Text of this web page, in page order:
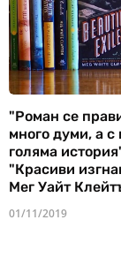
"Роман се
много думи, а с
голяма
"Красиви
Мег Уайт
01/11/2019